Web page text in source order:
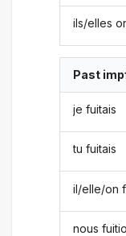
ils/elles
Past
je fuitais
tu fuitais
il/elle/on
nous